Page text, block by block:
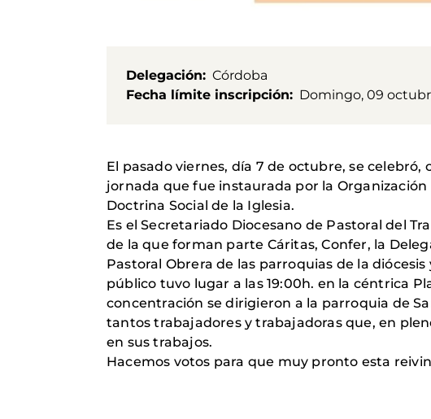
Delegación
Córdoba
Fecha límite inscripción
Domingo, 09
El pasado viernes, día 7 de octubre, se
jornada que fue instaurada por la Organización
Doctrina Social de la Iglesia.
Es el Secretariado Diocesano de Pastoral del
de la que forman parte Cáritas, Confer, la
Pastoral Obrera de las parroquias de la
público tuvo lugar a las 19:00h. en la céntrica
concentración se dirigieron a la parroquia de
tantos trabajadores y trabajadoras que, en
en sus trabajos.
Hacemos votos para que muy pronto esta